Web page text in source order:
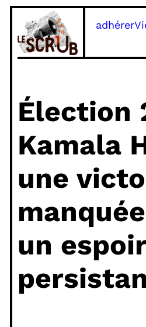
adhérer
Élection
Kamala
une
un espoir